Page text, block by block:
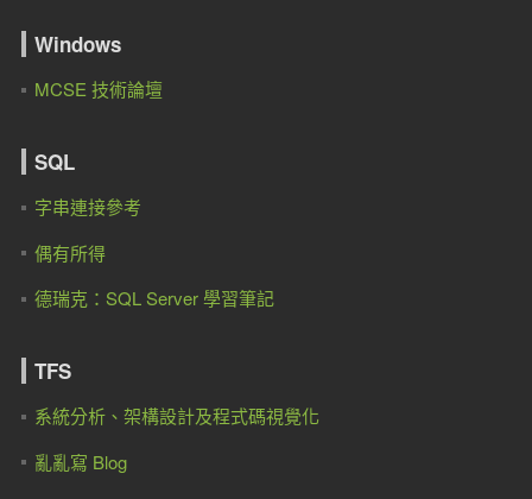
Windows
MCSE 技術論壇
SQL
字串連接參考
偶有所得
德瑞克：SQL Server 學習筆記
TFS
系統分析、架構設計及程式碼視覺化
亂亂寫 Blog